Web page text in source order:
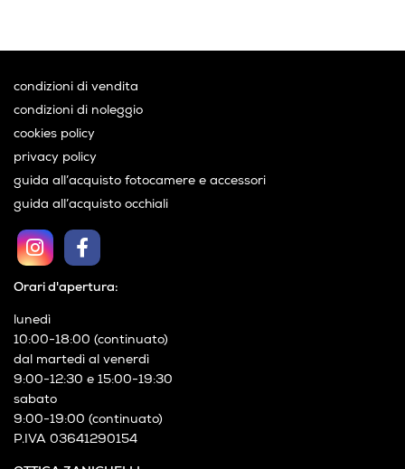
Orari d'apertura:
lunedì
10:00-18:00 (continuato)
dal martedì al venerdì
9:00-12:30 e 15:00-19:30
sabato
9:00-19:00 (continuato)
P.IVA 03641290154
condizioni di vendita
condizioni di noleggio
cookies policy
privacy policy
guida all’acquisto fotocamere e accessori
guida all’acquisto occhiali